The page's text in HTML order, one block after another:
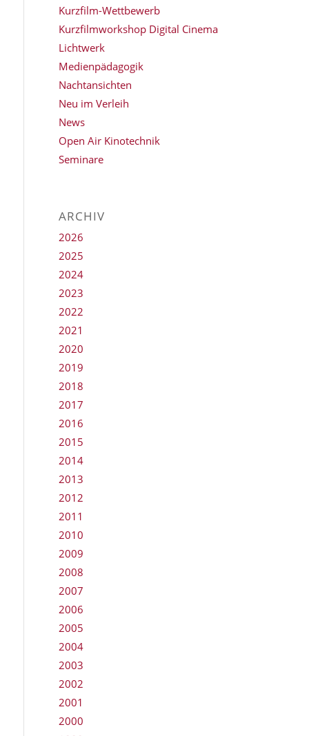
Kurzfilm-Wettbewerb
Kurzfilmworkshop Digital Cinema
Lichtwerk
Medienpädagogik
Nachtansichten
Neu im Verleih
News
Open Air Kinotechnik
Seminare
ARCHIV
2026
2025
2024
2023
2022
2021
2020
2019
2018
2017
2016
2015
2014
2013
2012
2011
2010
2009
2008
2007
2006
2005
2004
2003
2002
2001
2000